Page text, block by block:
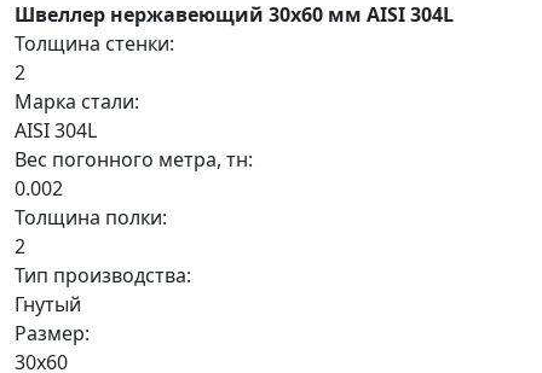
Швеллер нержавеющий 30х60 мм AISI 304L
Толщина стенки:
2
Марка стали:
AISI 304L
Вес погонного метра, тн:
0.002
Толщина полки:
2
Тип производства:
Гнутый
Размер:
30х60